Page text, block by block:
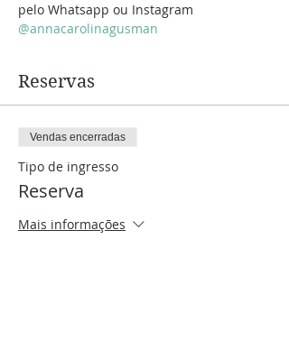
pelo Whatsapp ou Instagram
@annacarolinagusman
Reservas
Vendas encerradas
Tipo de ingresso
Reserva
Mais informações